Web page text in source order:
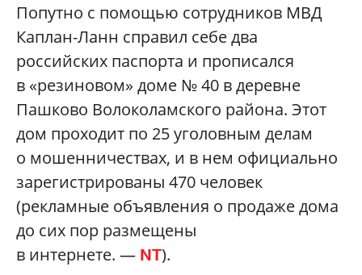
Попутно с помощью сотрудников МВД
Каплан-Ланн справил себе два
российских паспорта и прописался
в «резиновом» доме № 40 в деревне
Пашково Волоколамского района. Этот
дом проходит по 25 уголовным делам
о мошенничествах, и в нем официально
зарегистрированы 470 человек
(рекламные объявления о продаже дома
до сих пор размещены
в интернете. — NT).